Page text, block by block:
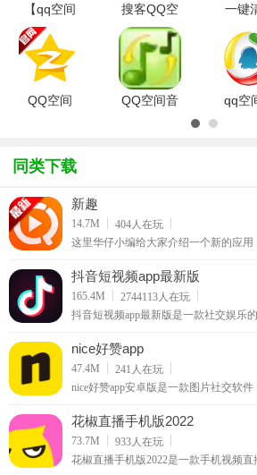
【qq空间
音乐克隆
器】QQ空
间音乐克隆
2015v1.08
官方最新版
搜客QQ空
间克隆器
2015v8.20
免费版
一键
享1.0
版
QQ空间
QQ空间音
qq空
同类下载
新趣
14.7M 404 人在玩
这里华仔小编给大家介绍一个新的应用
美颜拍视频，支持一键式加背景音乐，
获得别人的神评论、点赞等
抖音短视频app最新版
165.4M 2744113 人在玩
抖音短视频app最新版是一款社交娱乐
而制成短片段。
nice好赞app
47.4M 241 人在玩
nice好赞app安卓版是一款图片社交软
在nice，你可以尽情记录和分享你的生
兴趣爱好和生活方式的朋友。
花椒直播手机版2022
73.7M 933 人在玩
花椒直播手机版2022是一款手机视频